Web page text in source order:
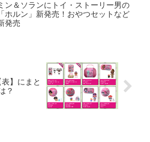
ン＆ソランにトイ・ストーリー男の
ホルン」新発売！おやつセットなど
発売
】にまと
？